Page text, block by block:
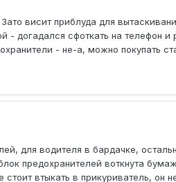
висит приблуда для
- догадался сфоткать на телефон и
- не-а, можно покупать
для водителя в бардачке,
предохранителей воткнута
втыкать в прикуриватель, он